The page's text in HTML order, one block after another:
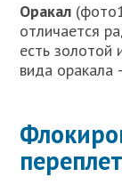
Оракал
отличается
есть золотой
вида оракала